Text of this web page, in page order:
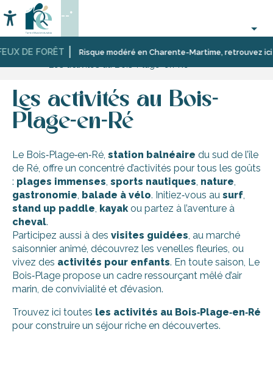
au
contenu
principalDE FORÊT Risque modéré en Charente-Martime, retrouvez ici
Accessibilité
Recherche
--°
Accueil
Découvrir
Ré
Dix
paysages
aux
multiples
Le
Ré
Les activités au Bois-
Plage-en-Ré
Le Bois‑Plage‑en‑Ré, station balnéaire du sud de l’île
de Ré, offre un concentré d’activités pour tous les goûts
: plages immenses, sports nautiques, nature,
gastronomie, balade à vélo. Initiez‑vous au surf,
stand up paddle, kayakou partez à l’aventure à
cheval.
Participez aussi à des visites guidées, au marché
saisonnier animé, découvrez les venelles fleuries, ou
vivez des activités pour enfants. En toute saison, Le
Bois‑Plage propose un cadre ressourçant mêlé d’air
marin, de convivialité et d’évasion.
Trouvez ici toutes les activités au Bois‑Plage‑en‑Ré
pour construire un séjour riche en découvertes.